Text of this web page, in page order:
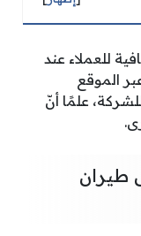
للعملاء عند
الموقع
علمًا أنّ
طيران